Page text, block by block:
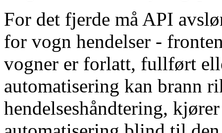
For det fjerde må API
for vogn hendelser -
vogner er forlatt, fullført
automatisering kan brann
hendelseshåndtering,